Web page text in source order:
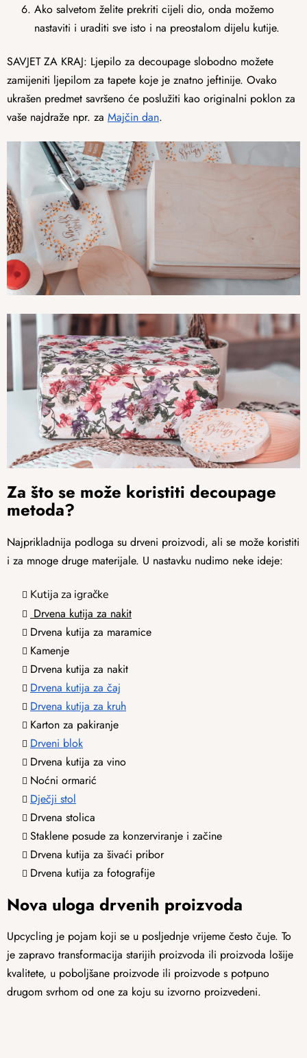
Ako salvetom želite prekriti cijeli dio, onda možemo
nastaviti i uraditi sve isto i na preostalom dijelu kutije.
SAVJET ZA KRAJ: Ljepilo za decoupage slobodno možete
zamijeniti ljepilom za tapete koje je znatno jeftinije. Ovako
ukrašen predmet savršeno će poslužiti kao originalni poklon za
vaše najdraže npr. za Majčin dan.
Za što se može koristiti decoupage
metoda?
Najprikladnija podloga su drveni proizvodi, ali se može koristiti
i za mnoge druge materijale. U nastavku nudimo neke ideje:
Kutija za igračke
Drvena kutija za nakit
Drvena kutija za maramice
Kamenje
Drvena kutija za nakit
Drvena kutija za čaj
Drvena kutija za kruh
Karton za pakiranje
Drveni blok
Drvena kutija za vino
Noćni ormarić
Dječji stol
Drvena stolica
Staklene posude za konzerviranje i začine
Drvena kutija za šivaći pribor
Drvena kutija za fotografije
Nova uloga drvenih proizvoda
Upcycling je pojam koji se u posljednje vrijeme često čuje. To
je zapravo transformacija starijih proizvoda ili proizvoda lošije
kvalitete, u poboljšane proizvode ili proizvode s potpuno
drugom svrhom od one za koju su izvorno proizvedeni.